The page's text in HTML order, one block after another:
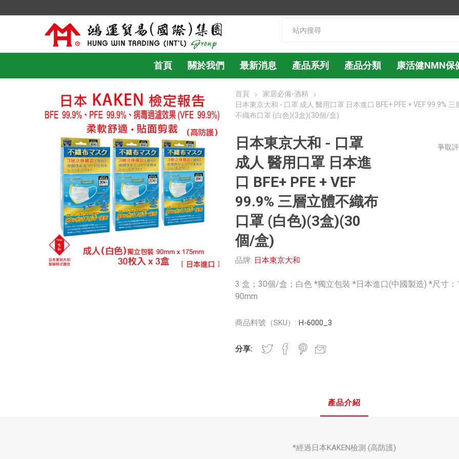
首頁 關於我們 最新消息 產品系列 產品分類 康活健NMN保
首頁
家居必備-酒精
日本東京大和 - 口罩 成人 醫用口罩 日本進口 BFE+ PFE + VEF 99.9% 三
不織布口罩 (白色)(3盒)(30個/盒)
日本東京大和 - 口罩
成人 醫用口罩 日本進
口 BFE+ PFE + VEF
99.9% 三層立體不織布
口罩 (白色)(3盒)(30
個/盒)
品牌: 日本東京大和
爭取
3 盒；30個/盒；白色 *獨立包裝 *日本進口(中國製造) *尺寸：
90mm
商品料號（SKU）: H-6000_3
分享:
產品介紹
*經過日本KAKEN檢測 (高防護)